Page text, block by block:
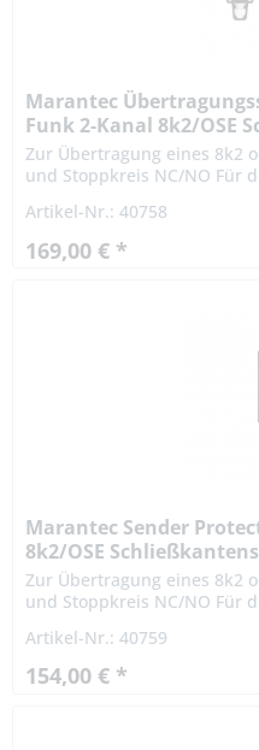
Marantec
Funk 2-Kanal 8k2/OSE
Zur Übertragung eines 8k2
und Stoppkreis NC/NO Für
Technische...
Artikel-Nr.: 40758
169,00 € *
Marantec Sender
8k2/OSE
Zur Übertragung eines 8k2
und Stoppkreis NC/NO Für
Technische...
Artikel-Nr.: 40759
154,00 € *